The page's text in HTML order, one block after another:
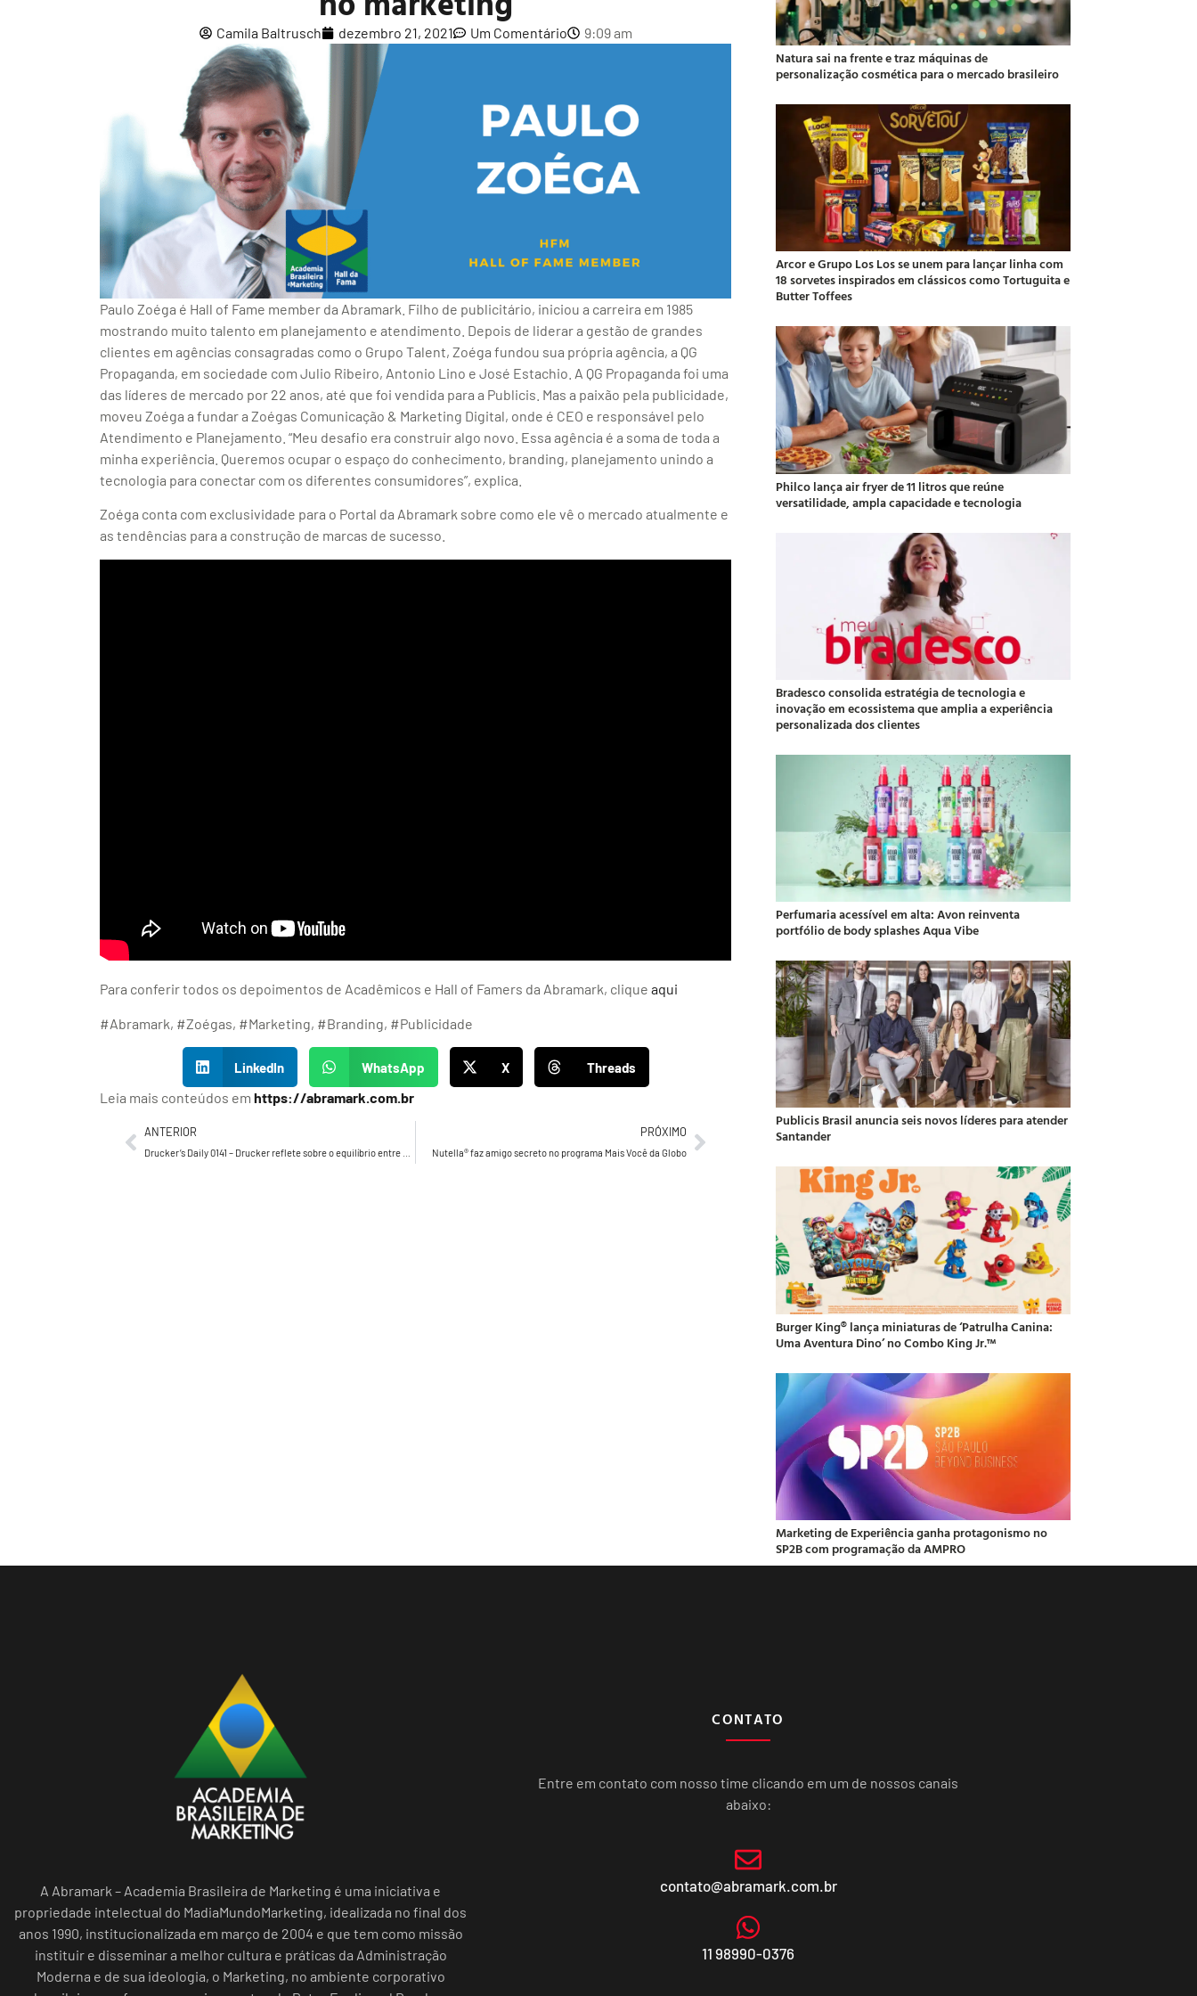
Camila Baltrusch dezembro 21, 2021 Um Comentário 9:09 am
Paulo Zoéga é Hall of Fame member da Abramark. Filho de publicitário, iniciou a carreira em 1985
mostrando muito talento em planejamento e atendimento. Depois de liderar a gestão de grandes
clientes em agências consagradas como o Grupo Talent, Zoéga fundou sua própria agência, a QG
Propaganda, em sociedade com Julio Ribeiro, Antonio Lino e José Estachio. A QG Propaganda foi uma
das líderes de mercado por 22 anos, até que foi vendida para a Publicis. Mas a paixão pela publicidade,
moveu Zoéga a fundar a Zoégas Comunicação & Marketing Digital, onde é CEO e responsável pelo
Atendimento e Planejamento. “Meu desafio era construir algo novo. Essa agência é a soma de toda a
minha experiência. Queremos ocupar o espaço do conhecimento, branding, planejamento unindo a
tecnologia para conectar com os diferentes consumidores”, explica.
Zoéga conta com exclusividade para o Portal da Abramark sobre como ele vê o mercado atualmente e
as tendências para a construção de marcas de sucesso.
Para conferir todos os depoimentos de Acadêmicos e Hall of Famers da Abramark, clique aqui
#Abramark, #Zoégas, #Marketing, #Branding, #Publicidade
LinkedIn WhatsApp X Threads
Leia mais conteúdos em https://abramark.com.br
ANTERIOR PRÓXIMO
Nutella® faz amigo secreto no programa Mais Você da Globo
Natura sai na frente e traz máquinas de
personalização cosmética para o mercado brasileiro
Arcor e Grupo Los Los se unem para lançar linha com
18 sorvetes inspirados em clássicos como Tortuguita e
Butter Toffees
Philco lança air fryer de 11 litros que reúne
versatilidade, ampla capacidade e tecnologia
Bradesco consolida estratégia de tecnologia e
inovação em ecossistema que amplia a experiência
personalizada dos clientes
Perfumaria acessível em alta: Avon reinventa
portfólio de body splashes Aqua Vibe
Publicis Brasil anuncia seis novos líderes para atender
Santander
Burger King® lança miniaturas de ‘Patrulha Canina:
Uma Aventura Dino’ no Combo King Jr.™
Marketing de Experiência ganha protagonismo no
SP2B com programação da AMPRO
A Abramark – Academia Brasileira de Marketing é uma iniciativa e
propriedade intelectual do MadiaMundoMarketing, idealizada no final dos
anos 1990, institucionalizada em março de 2004 e que tem como missão
instituir e disseminar a melhor cultura e práticas da Administração
Moderna e de sua ideologia, o Marketing, no ambiente corporativo
CONTATO
Entre em contato com nosso time clicando em um de nossos canais
abaixo:
contato@abramark.com.br
11 98990-0376